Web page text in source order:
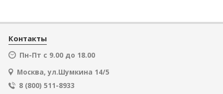
Контакты
Пн-Пт с 9.00 до 18.00
Москва, ул.Шумкина 14/5
8 (800) 511-8933